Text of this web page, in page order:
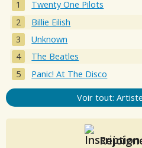
Twenty One Pilots
Billie Eilish
Unknown
The Beatles
Panic! At The Disco
Voir tout: